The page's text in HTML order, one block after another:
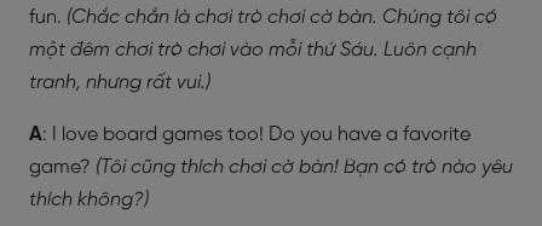
fun. (Chắc chắn là chơi trò chơi cờ bàn. Chúng tôi có
một đêm chơi trò chơi vào mỗi thứ Sáu. Luôn cạnh
tranh, nhưng rất vui.)
A: I love board games too! Do you have a favorite
game? (Tôi cũng thích chơi cờ bàn! Bạn có trò nào yêu
thích không?)